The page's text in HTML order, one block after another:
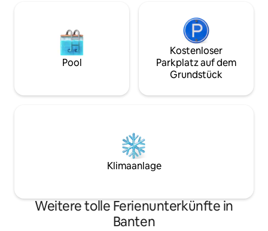
Pool
Kostenloser
Parkplatz auf dem
Grundstück
Klimaanlage
Weitere tolle Ferienunterkünfte in
Banten